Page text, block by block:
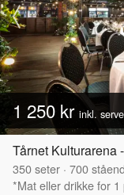
1 250 kr inkl.
Tårnet Kulturarena
350seter · 700
*Mat eller drikke for